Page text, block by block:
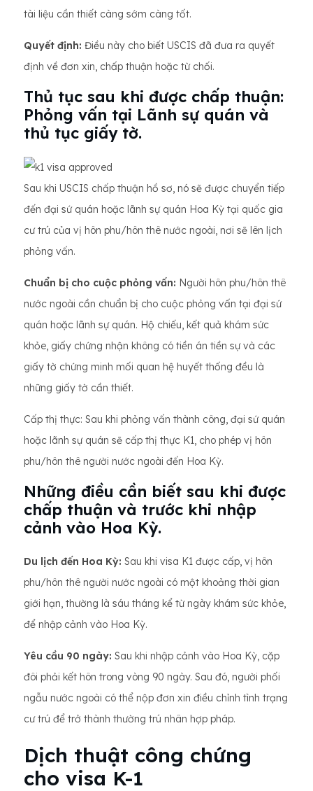
tài liệu cần thiết càng sớm càng tốt.
Quyết định: Điều này cho biết USCIS đã đưa ra quyết
định về đơn xin, chấp thuận hoặc từ chối.
Thủ tục sau khi được chấp thuận:
Phỏng vấn tại Lãnh sự quán và
thủ tục giấy tờ.
Sau khi USCIS chấp thuận hồ sơ, nó sẽ được chuyển tiếp
đến đại sứ quán hoặc lãnh sự quán Hoa Kỳ tại quốc gia
cư trú của vị hôn phu/hôn thê nước ngoài, nơi sẽ lên lịch
phỏng vấn.
Chuẩn bị cho cuộc phỏng vấn: Người hôn phu/hôn thê
nước ngoài cần chuẩn bị cho cuộc phỏng vấn tại đại sứ
quán hoặc lãnh sự quán. Hộ chiếu, kết quả khám sức
khỏe, giấy chứng nhận không có tiền án tiền sự và các
giấy tờ chứng minh mối quan hệ huyết thống đều là
những giấy tờ cần thiết.
Cấp thị thực: Sau khi phỏng vấn thành công, đại sứ quán
hoặc lãnh sự quán sẽ cấp thị thực K1, cho phép vị hôn
phu/hôn thê người nước ngoài đến Hoa Kỳ.
Những điều cần biết sau khi được
chấp thuận và trước khi nhập
cảnh vào Hoa Kỳ.
Du lịch đến Hoa Kỳ: Sau khi visa K1 được cấp, vị hôn
phu/hôn thê người nước ngoài có một khoảng thời gian
giới hạn, thường là sáu tháng kể từ ngày khám sức khỏe,
để nhập cảnh vào Hoa Kỳ.
Yêu cầu 90 ngày: Sau khi nhập cảnh vào Hoa Kỳ, cặp
đôi phải kết hôn trong vòng 90 ngày. Sau đó, người phối
ngẫu nước ngoài có thể nộp đơn xin điều chỉnh tình trạng
cư trú để trở thành thường trú nhân hợp pháp.
Dịch thuật công chứng
cho visa K-1